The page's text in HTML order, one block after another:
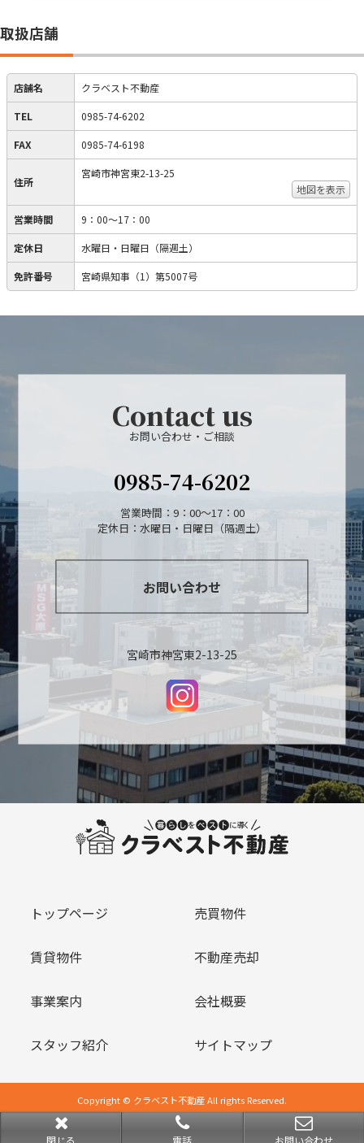
取扱店舗
店舗名 クラベスト不動産
TEL 0985-74-6202
FAX 0985-74-6198
住所
宮崎市神宮東2-13-25
地図を表示
営業時間 9：00～17：00
定休日 水曜日・日曜日（隔週土）
免許番号 宮崎県知事（1）第5007号
閉じる 電話 お問い合わせ
Contact us
お問い合わせ・ご相談
0985-74-6202
営業時間：9：00～17：00
定休日：水曜日・日曜日（隔週土）
お問い合わせ
宮崎市神宮東2-13-25
トップページ 売買物件
賃貸物件 不動産売却
事業案内 会社概要
スタッフ紹介 サイトマップ
Copyright © クラベスト不動産 All rights Reserved.
powered by 不動産クラウドオフィス